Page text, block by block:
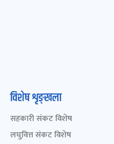
विशेष शृङ्खला
सहकारी संकट विशेष
लघुवित्त संकट विशेष